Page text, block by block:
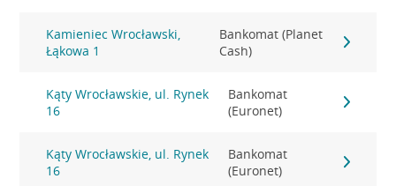
Kamieniec Wrocławski,
Łąkowa 1
Bankomat (Planet
Cash)
Kąty Wrocławskie, ul. Rynek
16
Bankomat
(Euronet)
Kąty Wrocławskie, ul. Rynek
16
Bankomat
(Euronet)